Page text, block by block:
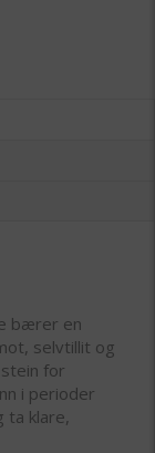
bærer en
selvtillit og
for
i perioder
ta klare,